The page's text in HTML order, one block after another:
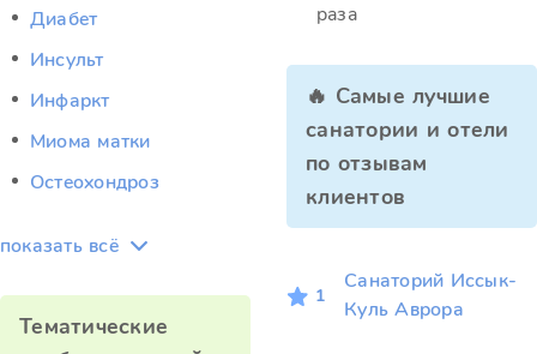
Диабет
Инсульт
Инфаркт
Миома матки
Остеохондроз
показать всё
Тематические
раза
🔥 Самые лучшие
санатории и отели
по отзывам
клиентов
1
Санаторий Иссык-
Куль Аврора